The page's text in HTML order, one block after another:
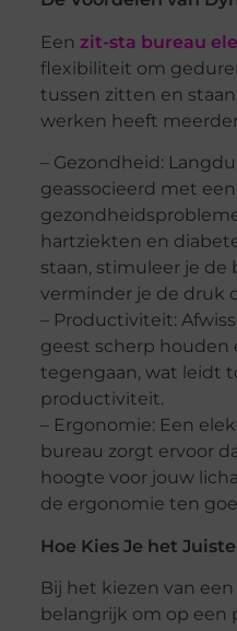
Een zit-sta bureau
flexibiliteit om
tussen zitten en
werken heeft
– Gezondheid:
geassocieerd met
hartziekten en
staan, stimuleer je de
verminder je de druk
– Productiviteit:
geest scherp houden
tegengaan, wat leidt
productiviteit.
– Ergonomie: Een
bureau zorgt ervoor
hoogte voor jouw
de ergonomie ten
Hoe Kies Je het
Bij het kiezen van
belangrijk om op een